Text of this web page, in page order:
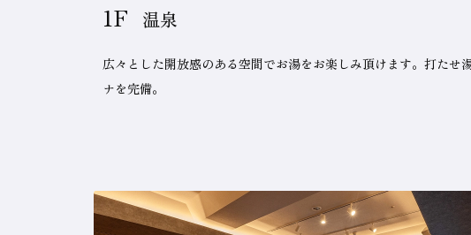
1F 温泉
広々とした開放感のある空間でお湯をお楽しみ頂けます。打たせ
ナを完備。